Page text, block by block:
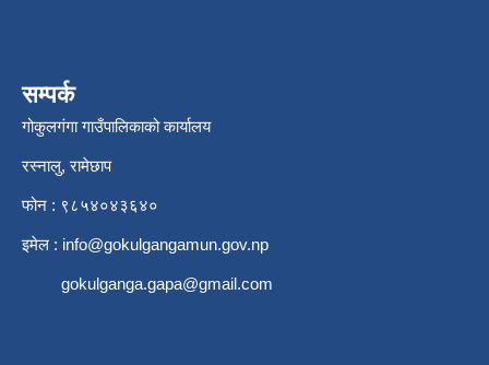
सम्पर्क
गोकुलगंगा गाउँपालिकाको कार्यालय
रस्नालु, रामेछाप
फोन : ९८५४०४३६४०
इमेल : info@gokulgangamun.gov.np
gokulganga.gapa@gmail.com